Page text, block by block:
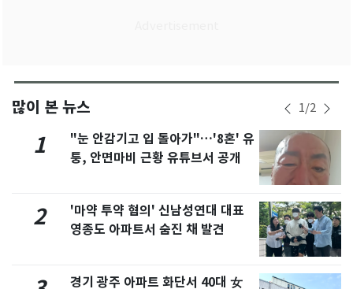
많이 본 뉴스 1/2
1
"눈 안감기고 입 돌아가"…'8혼' 유
퉁, 안면마비 근황 유튜브서 공개
2
'마약 투약 혐의' 신남성연대 대표
영종도 아파트서 숨진 채 발견
경기 광주 아파트 화단서 40대 女